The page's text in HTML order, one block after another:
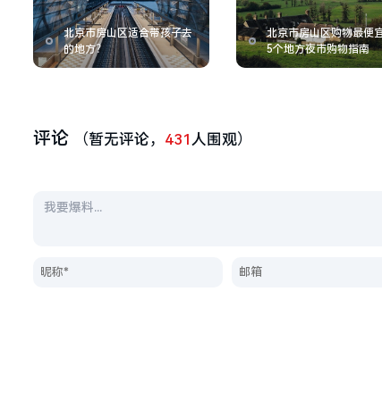
北京市房山区适合带孩子去
的地方？
北京市房山区购物最便
5个地方夜市购物指南
评论 （暂无评论， 431 人围观）